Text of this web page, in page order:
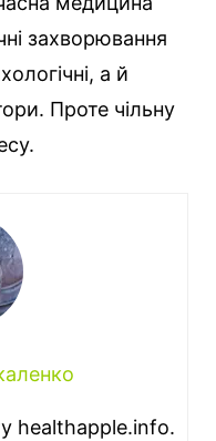
захворювання
а й
Проте чільну
healthapple.info.